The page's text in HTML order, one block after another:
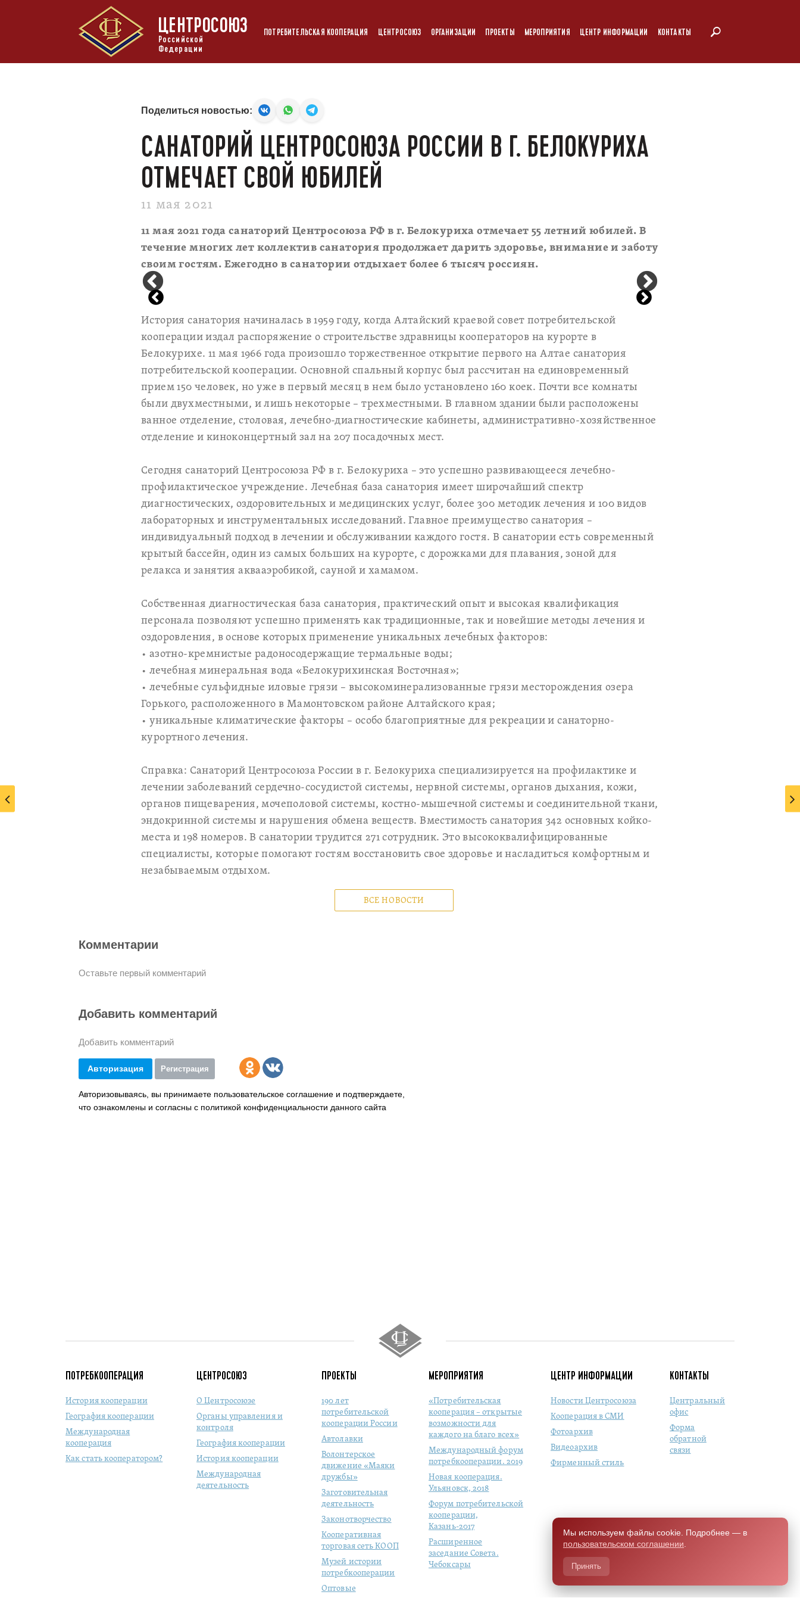
ЦЕНТРОСОЮЗ
Российской
Федерации
ПОТРЕБИТЕЛЬСКАЯ КООПЕРАЦИЯ ЦЕНТРОСОЮЗ ОРГАНИЗАЦИИ ПРОЕКТЫ МЕРОПРИЯТИЯ ЦЕНТР ИНФОРМАЦИИ КОНТАКТЫ
Поделиться новостью:
CАНАТОРИЙ ЦЕНТРОСОЮЗА РОССИИ В Г. БЕЛОКУРИХА
ОТМЕЧАЕТ СВОЙ ЮБИЛЕЙ
11 мая 2021
11 мая 2021 года санаторий Центросоюза РФ в г. Белокуриха отмечает 55 летний юбилей. В
течение многих лет коллектив санатория продолжает дарить здоровье, внимание и заботу
своим гостям. Ежегодно в санатории отдыхает более 6 тысяч россиян.
История санатория начиналась в 1959 году, когда Алтайский краевой совет потребительской
кооперации издал распоряжение о строительстве здравницы кооператоров на курорте в
Белокурихе. 11 мая 1966 года произошло торжественное открытие первого на Алтае санатория
потребительской кооперации. Основной спальный корпус был рассчитан на единовременный
прием 150 человек, но уже в первый месяц в нем было установлено 160 коек. Почти все комнаты
были двухместными, и лишь некоторые – трехместными. В главном здании были расположены
ванное отделение, столовая, лечебно-диагностические кабинеты, административно-хозяйственное
отделение и киноконцертный зал на 207 посадочных мест.
Сегодня санаторий Центросоюза РФ в г. Белокуриха – это успешно развивающееся лечебно-
профилактическое учреждение. Лечебная база санатория имеет широчайший спектр
диагностических, оздоровительных и медицинских услуг, более 300 методик лечения и 100 видов
лабораторных и инструментальных исследований. Главное преимущество санатория –
индивидуальный подход в лечении и обслуживании каждого гостя. В санатории есть современный
крытый бассейн, один из самых больших на курорте, с дорожками для плавания, зоной для
релакса и занятия аквааэробикой, сауной и хамамом.
Собственная диагностическая база санатория, практический опыт и высокая квалификация
персонала позволяют успешно применять как традиционные, так и новейшие методы лечения и
оздоровления, в основе которых применение уникальных лечебных факторов:
• азотно-кремнистые радоносодержащие термальные воды;
• лечебная минеральная вода «Белокурихинская Восточная»;
• лечебные сульфидные иловые грязи – высокоминерализованные грязи месторождения озера
Горького, расположенного в Мамонтовском районе Алтайского края;
• уникальные климатические факторы – особо благоприятные для рекреации и санаторно-
курортного лечения.
Справка: Санаторий Центросоюза России в г. Белокуриха специализируется на профилактике и
лечении заболеваний сердечно-сосудистой системы, нервной системы, органов дыхания, кожи,
органов пищеварения, мочеполовой системы, костно-мышечной системы и соединительной ткани,
эндокринной системы и нарушения обмена веществ. Вместимость санатория 342 основных койко-
места и 198 номеров. В санатории трудится 271 сотрудник. Это высококвалифицированные
специалисты, которые помогают гостям восстановить свое здоровье и насладиться комфортным и
незабываемым отдыхом.
ВСЕ НОВОСТИ
Комментарии
Оставьте первый комментарий
Добавить комментарий
Добавить комментарий
Авторизация Регистрация
Авторизовываясь, вы принимаете пользовательское соглашение и подтверждаете,
что ознакомлены и согласны с политикой конфиденциальности данного сайта
ПОТРЕБКООПЕРАЦИЯ
История кооперации
География кооперации
Международная
кооперация
Как стать кооператором?
ЦЕНТРОСОЮЗ
О Центросоюзе
Органы управления и
контроля
География кооперации
История кооперации
Международная
деятельность
ПРОЕКТЫ
190 лет
потребительской
кооперации России
Автолавки
Волонтерское
движение «Маяки
дружбы»
Заготовительная
деятельность
Законотворчество
Кооперативная
торговая сеть КООП
Музей истории
потребкооперации
Оптовые
МЕРОПРИЯТИЯ
«Потребительская
кооперация – открытые
возможности для
каждого на благо всех»
Международный форум
потребкооперации. 2019
Новая кооперация.
Ульяновск, 2018
Форум потребительской
кооперации,
Казань-2017
Расширенное
заседание Совета.
Чебоксары
ЦЕНТР ИНФОРМАЦИИ
Новости Центросоюза
Кооперация в СМИ
Фотоархив
Видеоархив
Фирменный стиль
КОНТАКТЫ
Центральный
офис
Форма
обратной
связи
Мы используем файлы cookie. Подробнее — в
пользовательском соглашении
Принять